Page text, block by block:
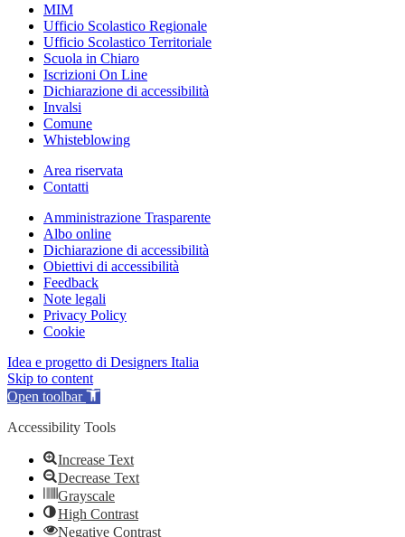
MIM
Ufficio Scolastico Regionale
Ufficio Scolastico Territoriale
Scuola in Chiaro
Iscrizioni On Line
Dichiarazione di accessibilità
Invalsi
Comune
Whisteblowing
Area riservata
Contatti
Amministrazione Trasparente
Albo online
Dichiarazione di accessibilità
Obiettivi di accessibilità
Feedback
Note legali
Privacy Policy
Cookie
Idea e progetto di Designers Italia
Skip to content
Open toolbar
Accessibility Tools
Increase Text
Decrease Text
Grayscale
High Contrast
Negative Contrast